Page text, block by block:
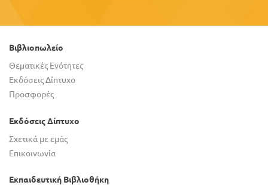
Βιβλιοπωλείο
Θεματικές Ενότητες
Εκδόσεις Δίπτυχο
Προσφορές
Εκδόσεις Δίπτυχο
Σχετικά με εμάς
Επικοινωνία
Εκπαιδευτική Βιβλιοθήκη